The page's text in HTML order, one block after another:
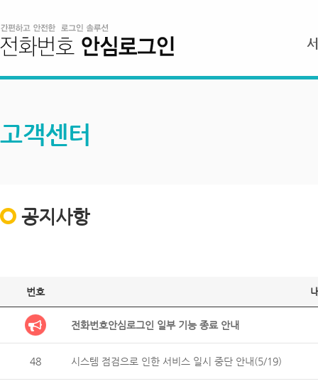
고객센터
공지사항
번호
전화번호안심로그인 일부 기능 종료 안내
48 시스템 점검으로 인한 서비스 일시 중단 안내(5/19)